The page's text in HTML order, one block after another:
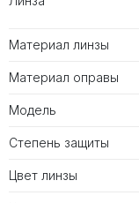
Материал линзы
Материал оправы
Модель
Степень защиты
Цвет линзы